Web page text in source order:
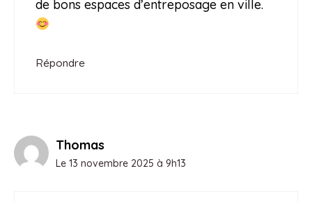
de bons espaces d’entreposage en ville.
Répondre
Thomas
Le 13 novembre 2025 à 9h13